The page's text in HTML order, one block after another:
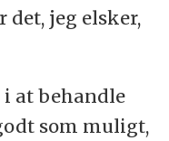
det, jeg elsker,
i at behandle
som muligt,